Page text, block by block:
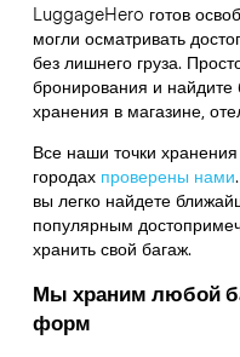
LuggageHero готов
могли осматривать
без лишнего груза.
бронирования и
хранения в магазине,
Все наши точки
городах проверены нами
вы легко найдете
популярным
хранить свой багаж.
Мы храним любой
форм